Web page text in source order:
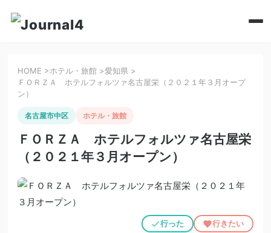
HOME >ホテル・旅館 >愛知県 >
ＦＯＲＺＡ ホテルフォルツァ名古屋栄（２０２１年３月オープ
ン）
名古屋市中区 ホテル・旅館
ＦＯＲＺＡ ホテルフォルツァ名古屋栄
（２０２１年３月オープン）
行った 行きたい